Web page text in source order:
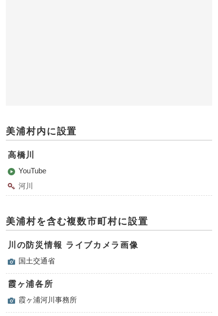
美浦村内に設置
高橋川
YouTube
河川
美浦村を含む複数市町村に設置
川の防災情報 ライブカメラ画像
国土交通省
霞ヶ浦各所
霞ヶ浦河川事務所